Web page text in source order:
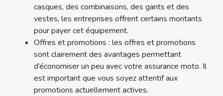
casques, des combinaisons, des gants et des
vestes, les entreprises offrent certains montants
pour payer cet équipement.
Offres et promotions : les offres et promotions
sont clairement des avantages permettant
d’économiser un peu avec votre assurance moto. Il
est important que vous soyez attentif aux
promotions actuellement actives.